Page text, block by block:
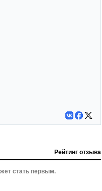
Рейтинг отзыва
стать первым.